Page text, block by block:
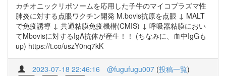
カチオニックリポソームを応用した子牛のマイコプラズマ性
肺炎に対する点眼ワクチン開発 M.bovis抗原を点眼 ↓ MALT
で免疫誘導 ↓ 共通粘膜免疫機構(CMIS) ↓ 呼吸器粘膜におい
てMbovisに対するIgA抗体が産生！！ (ちなみに、血中IgGも
up) https://t.co/uszY0nq7kK
2023-07-18 22:46:16 @fugufugu007 (投稿一覧)